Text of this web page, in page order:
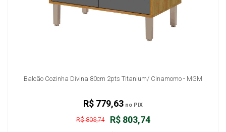
Balcão Cozinha Divina 80cm 2pts Titanium/ Cinamomo - MGM
R$ 803,74
R$ 803,74
R$ 779,63 no PIX